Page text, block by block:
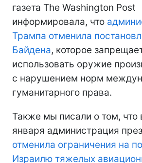
газета The Washington Post
информировала, что
Трампа отменила
Байдена, которое
использовать оружие
с нарушением норм
гуманитарного права.
Также мы писали о том, что
января администрация
отменила ограничения на
Израилю тяжелых